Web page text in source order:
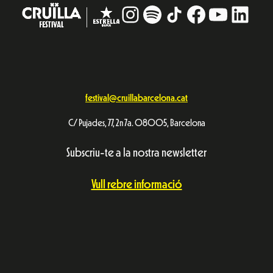
Instagram
# TikTokFacebook
festival@cruillabarcelona.cat
C/ Pujades, 77, 2n 7a. 08005, Barcelona
Subscriu-te a la nostra newsletter
Vull rebre informació